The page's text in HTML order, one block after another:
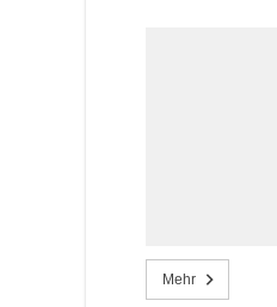
Mehr